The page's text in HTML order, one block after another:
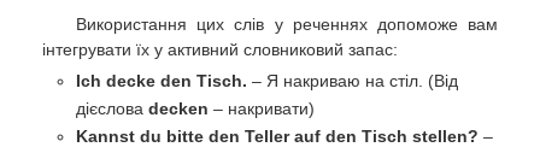
Використання цих слів у реченнях допоможе вам
інтегрувати їх у активний словниковий запас:
Ich decke den Tisch. – Я накриваю на стіл. (Від
дієслова decken – накривати)
Kannst du bitte den Teller auf den Tisch stellen? –